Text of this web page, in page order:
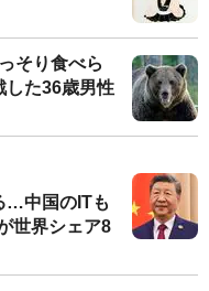
そり食べら
た36歳男性
…中国のITも
世界シェア8